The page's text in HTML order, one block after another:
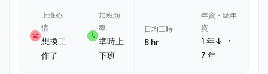
上班心
情
想換工
作了
加班頻
率
準時上
下班
日均工時
8 hr
年資・總年
資
1 年↓ ・
7 年